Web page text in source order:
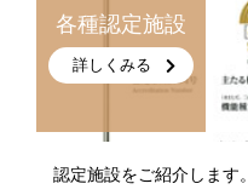
各種認定施設
詳しくみる
認定施設をご紹介します。